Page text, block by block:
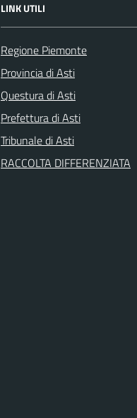
LINK UTILI
Regione Piemonte
Provincia di Asti
Questura di Asti
Prefettura di Asti
Tribunale di Asti
RACCOLTA DIFFERENZIATA